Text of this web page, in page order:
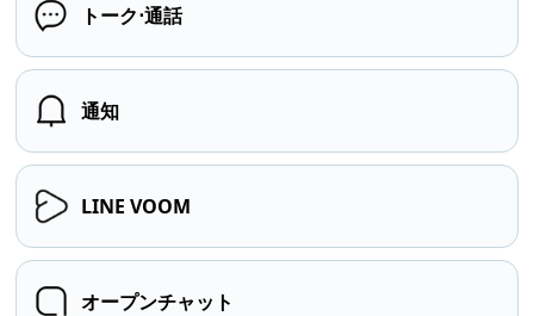
トーク⋅通話
通知
LINE VOOM
オープンチャット